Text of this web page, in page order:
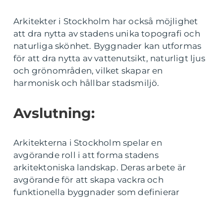
Arkitekter i Stockholm har också möjlighet
att dra nytta av stadens unika topografi och
naturliga skönhet. Byggnader kan utformas
för att dra nytta av vattenutsikt, naturligt ljus
och grönområden, vilket skapar en
harmonisk och hållbar stadsmiljö.
Avslutning:
Arkitekterna i Stockholm spelar en
avgörande roll i att forma stadens
arkitektoniska landskap. Deras arbete är
avgörande för att skapa vackra och
funktionella byggnader som definierar